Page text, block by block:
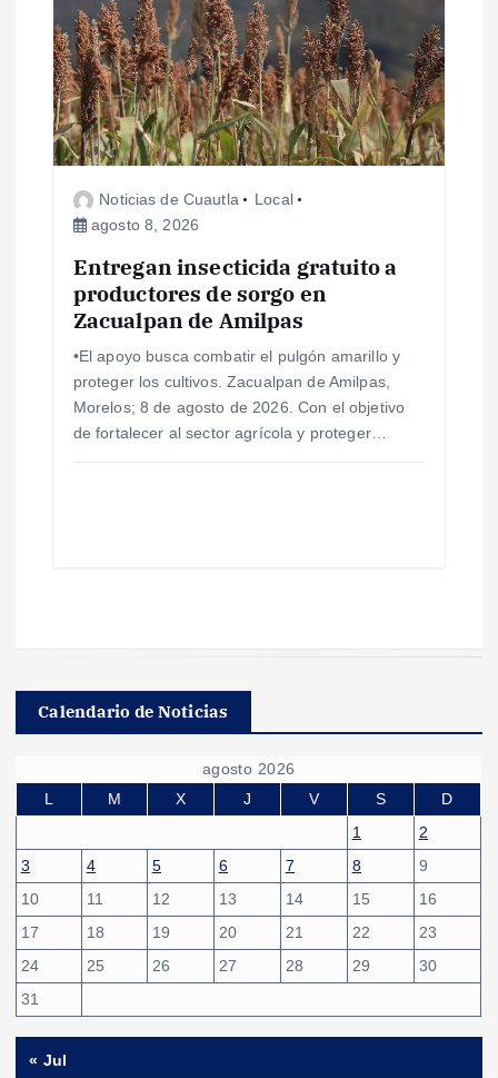
Noticias de Cuautla
Local
agosto 8, 2026
Entregan insecticida gratuito a
productores de sorgo en
Zacualpan de Amilpas
•El apoyo busca combatir el pulgón amarillo y
proteger los cultivos. Zacualpan de Amilpas,
Morelos; 8 de agosto de 2026. Con el objetivo
de fortalecer al sector agrícola y proteger…
Calendario de Noticias
agosto 2026
L
M X J V S
D
1
2
3
4 5 6 7 8
9
10
11 12 13 14 15
16
17
18 19 20 21 22
23
24
25 26 27 28 29
30
31
« Jul